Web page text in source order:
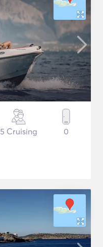
5 Cruising 0